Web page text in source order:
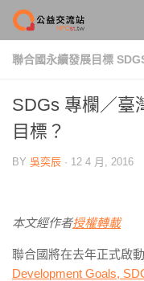
Skip to content
聯合國永續發展目標
SDGs 專欄／臺
目標？
BY 吳奕辰 · 12 4 月, 2016
本文經作者授權轉載
聯合國將在去年正式啟
Development Goals,